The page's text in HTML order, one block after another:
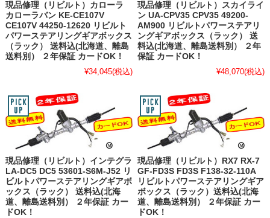
現品修理（リビルト）カローラ
カローラバン KE-CE107V
CE107V 44250-12620 リビルト
パワーステアリングギアボックス
（ラック） 送料込(北海道、離島
送料別） ２年保証 カードOK！
¥34,045(税込)
現品修理（リビルト）スカイライ
ン UA-CPV35 CPV35 49200-
AM900 リビルトパワーステアリ
ングギアボックス（ラック） 送
料込(北海道、離島送料別） ２年
保証 カードOK！
¥48,070(税込)
現品修理（リビルト）インテグラ
LA-DC5 DC5 53601-S6M-J52 リ
ビルトパワーステアリングギアボ
ックス（ラック） 送料込(北海
道、離島送料別） ２年保証 カー
ドOK！
現品修理（リビルト）RX7 RX-7
GF-FD3S FD3S F138-32-110A
リビルトパワーステアリングギア
ボックス（ラック）送料込(北海
道、離島送料別） ２年保証 カー
ドOK！